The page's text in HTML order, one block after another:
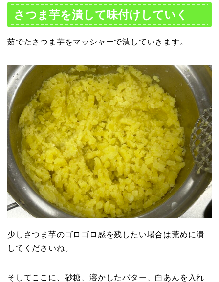
さつま芋を潰して味付けしていく
茹でたさつま芋をマッシャーで潰していきます。
少しさつま芋のゴロゴロ感を残したい場合は荒めに潰
してくださいね。
そしてここに、砂糖、溶かしたバター、白あんを入れ